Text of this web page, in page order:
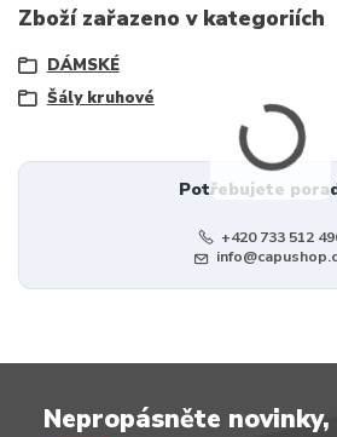
Zboží zařazeno v kategoriích
DÁMSKÉ
Šály kruhové
Potřebujete
+420 733 512
Nepropásněte